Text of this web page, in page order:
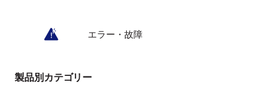
エラー・故障
製品別カテゴリー